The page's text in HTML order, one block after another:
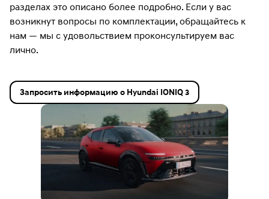
разделах это описано более подробно. Если у вас
возникнут вопросы по комплектации, обращайтесь к
нам — мы с удовольствием проконсультируем вас
лично.
Запросить информацию о Hyundai IONIQ 3